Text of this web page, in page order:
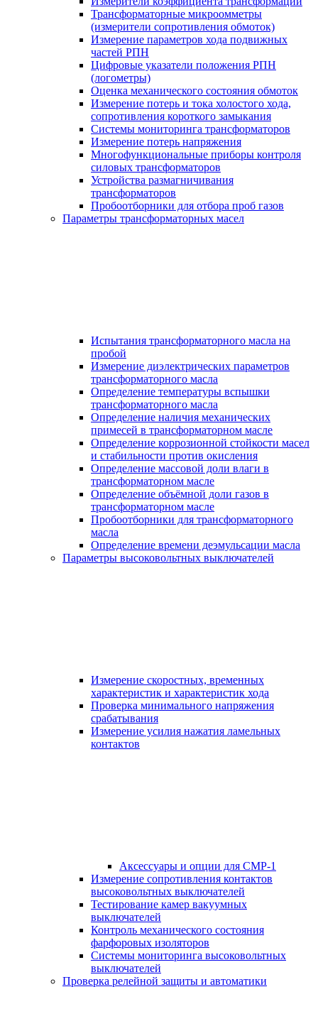
Трансформаторные микроомметры
(измерители сопротивления обмоток)
Измерение параметров хода подвижных
частей РПН
Цифровые указатели положения РПН
(логометры)
Оценка механического состояния обмоток
Измерение потерь и тока холостого хода,
сопротивления короткого замыкания
Системы мониторинга трансформаторов
Измерение потерь напряжения
Многофункциональные приборы контроля
силовых трансформаторов
Устройства размагничивания
трансформаторов
Пробоотборники для отбора проб газов
Параметры трансформаторных масел
Испытания трансформаторного масла на
пробой
Измерение диэлектрических параметров
трансформаторного масла
Определение температуры вспышки
трансформаторного масла
Определение наличия механических
примесей в трансформаторном масле
Определение коррозионной стойкости масел
и стабильности против окисления
Определение массовой доли влаги в
трансформаторном масле
Определение объёмной доли газов в
трансформаторном масле
Пробоотборники для трансформаторного
масла
Определение времени деэмульсации масла
Параметры высоковольтных выключателей
Измерение скоростных, временных
характеристик и характеристик хода
Проверка минимального напряжения
срабатывания
Измерение усилия нажатия ламельных
контактов
Аксессуары и опции для СМР-1
Измерение сопротивления контактов
высоковольтных выключателей
Тестирование камер вакуумных
выключателей
Контроль механического состояния
фарфоровых изоляторов
Системы мониторинга высоковольтных
выключателей
Проверка релейной защиты и автоматики